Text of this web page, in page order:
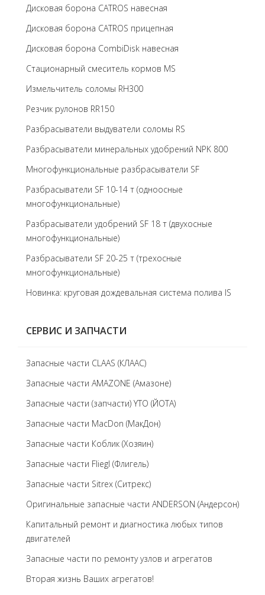
Дисковая борона CATROS навесная
Дисковая борона CATROS прицепная
Дисковая борона CombiDisk навесная
Стационарный смеситель кормов MS
Измельчитель соломы RH300
Резчик рулонов RR150
Разбрасыватели выдуватели соломы RS
Разбрасыватели минеральных удобрений NPK 800
Многофункциональные разбрасыватели SF
Разбрасыватели SF 10-14 т (одноосные
многофункциональные)
Разбрасыватели удобрений SF 18 т (двухосные
многофункциональные)
Разбрасыватели SF 20-25 т (трехосные
многофункциональные)
Новинка: круговая дождевальная система полива IS
СЕРВИС И ЗАПЧАСТИ
Запасные части CLAAS (КЛААС)
Запасные части AMAZONE (Амазоне)
Запасные части (запчасти) YTO (ЙОТА)
Запасные части MacDon (МакДон)
Запасные части Коблик (Хозяин)
Запасные части Fliegl (Флигель)
Запасные части Sitrex (Ситрекс)
Оригинальные запасные части ANDERSON (Андерсон)
Капитальный ремонт и диагностика любых типов
двигателей
Запасные части по ремонту узлов и агрегатов
Вторая жизнь Ваших агрегатов!